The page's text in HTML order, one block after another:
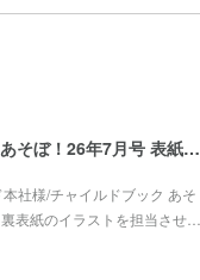
チャイルドブック あそぼ！26年7月号 表紙・裏表紙
社様/チャイルドブック あそ
表紙のイラストを担当させ…